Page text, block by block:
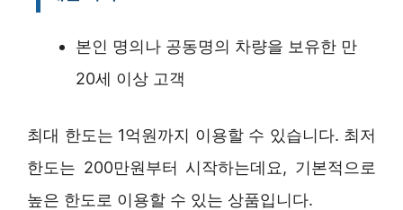
본인 명의나 공동명의 차량을 보유한 만
20세 이상 고객
최대 한도는 1억원까지 이용할 수 있습니다. 최저
한도는 200만원부터 시작하는데요, 기본적으로
높은 한도로 이용할 수 있는 상품입니다.